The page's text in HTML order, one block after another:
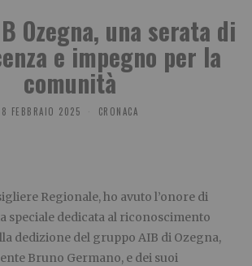
Ozegna, una serata di
e impegno per la
comunità
8 FEBBRAIO 2025 CRONACA
Regionale, ho avuto l’onore di
speciale dedicata al riconoscimento
dedizione del gruppo AIB di Ozegna,
Bruno Germano, e dei suoi